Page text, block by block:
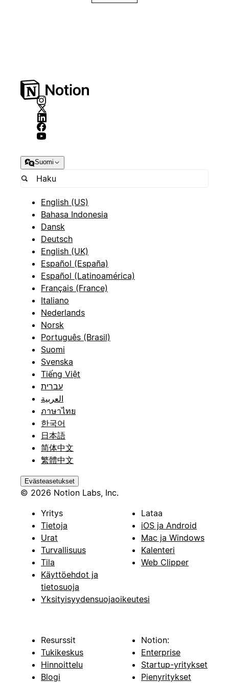
Suomi
English (US)
Bahasa Indonesia
Dansk
Deutsch
English (UK)
Español (España)
Español (Latinoamérica)
Français (France)
Italiano
Nederlands
Norsk
Português (Brasil)
Suomi
Svenska
Tiếng Việt
עברית
العربية
ภาษาไทย
한국어
日本語
简体中文
繁體中文
Evästeasetukset
© 2026 Notion Labs, Inc.
Yritys
Tietoja
Urat
Turvallisuus
Tila
Käyttöehdot ja
tietosuoja
Yksityisyydensuojaoikeutesi
Lataa
iOS ja Android
Mac ja Windows
Kalenteri
Web Clipper
Resurssit
Tukikeskus
Hinnoittelu
Blogi
Notion:
Enterprise
Startup-yritykset
Pienyritykset